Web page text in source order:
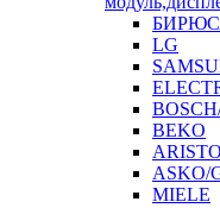
LG
BEKO
ASKO/
MIELE